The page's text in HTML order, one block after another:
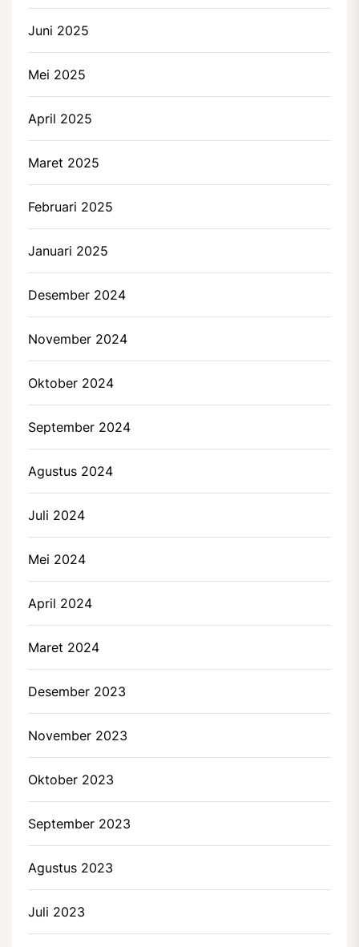
Juni 2025
Mei 2025
April 2025
Maret 2025
Februari 2025
Januari 2025
Desember 2024
November 2024
Oktober 2024
September 2024
Agustus 2024
Juli 2024
Mei 2024
April 2024
Maret 2024
Desember 2023
November 2023
Oktober 2023
September 2023
Agustus 2023
Juli 2023